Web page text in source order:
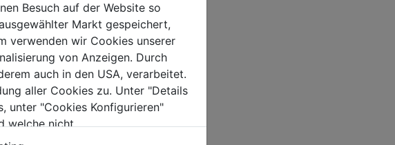
Besuch auf der Website so
Markt gespeichert,
verwenden wir Cookies unserer
von Anzeigen. Durch
auch in den USA, verarbeitet.
aller Cookies zu. Unter "Details
unter "Cookies Konfigurieren"
welche nicht.